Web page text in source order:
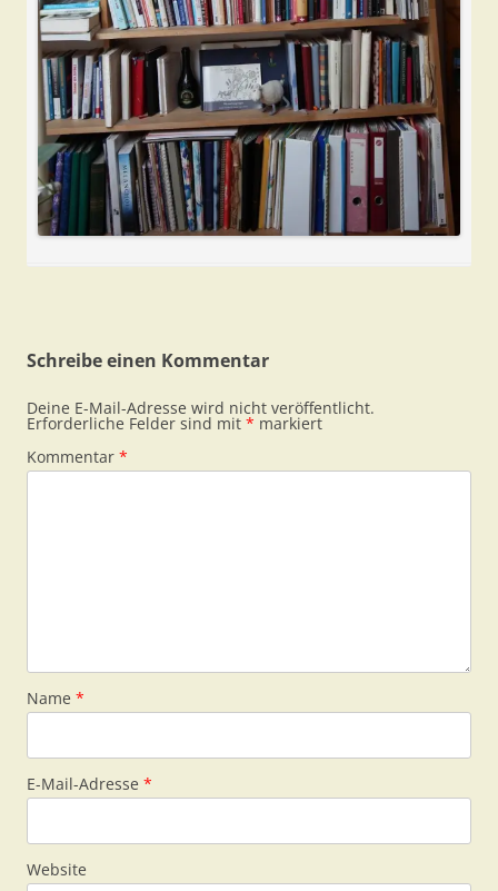
Schreibe einen Kommentar
Deine E-Mail-Adresse wird nicht veröffentlicht.
Erforderliche Felder sind mit * markiert
Kommentar *
Name *
E-Mail-Adresse *
Website